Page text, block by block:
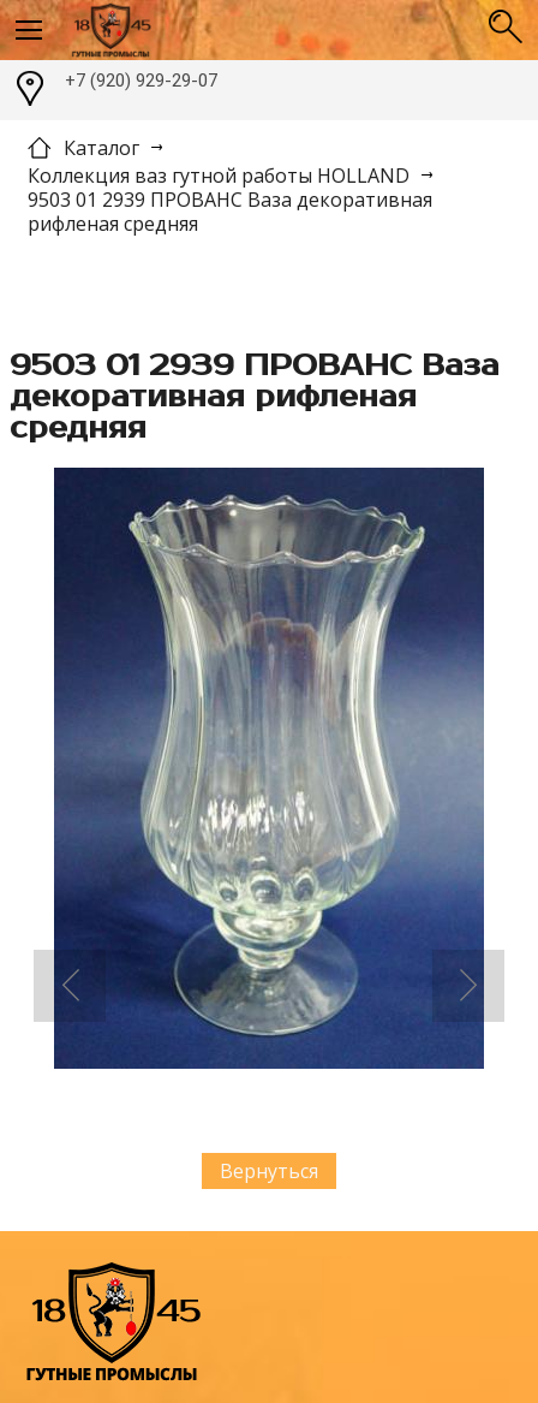
+7 (920) 929-29-07
Каталог
Коллекция ваз гутной работы HOLLAND
9503 01 2939 ПРОВАНС Ваза декоративная
рифленая средняя
9503 01 2939 ПРОВАНС Ваза
декоративная рифленая
средняя
Вернуться